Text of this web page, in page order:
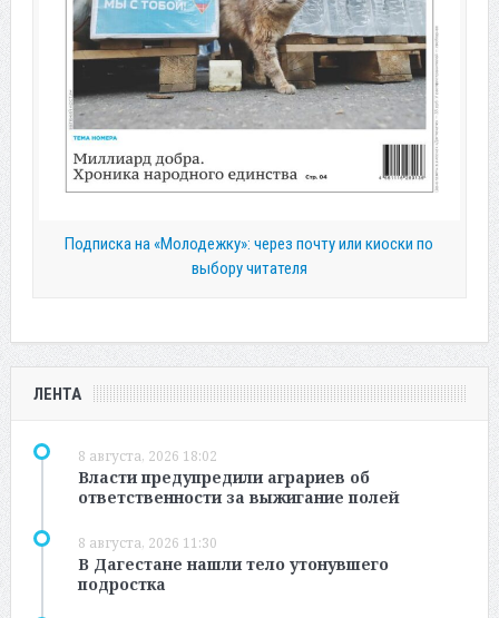
Подписка на «Молодежку»: через почту или киоски по
выбору читателя
ЛЕНТА
8 августа, 2026 18:02
Власти предупредили аграриев об
ответственности за выжигание полей
8 августа, 2026 11:30
В Дагестане нашли тело утонувшего
подростка